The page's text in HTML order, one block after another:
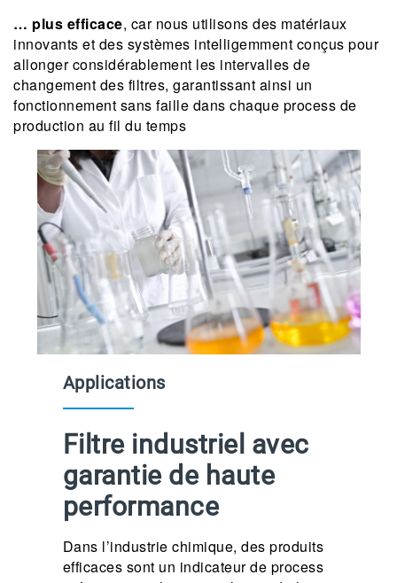
… plus efficace, car nous utilisons des matériaux
innovants et des systèmes intelligemment conçus pour
allonger considérablement les intervalles de
changement des filtres, garantissant ainsi un
fonctionnement sans faille dans chaque process de
production au fil du temps
Applications
Filtre industriel avec
garantie de haute
performance
Dans l’industrie chimique, des produits
efficaces sont un indicateur de process